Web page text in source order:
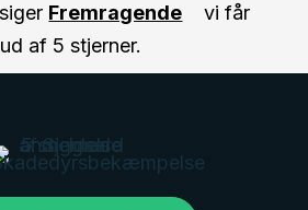
Fremragende
vi får
af 5 stjerner.